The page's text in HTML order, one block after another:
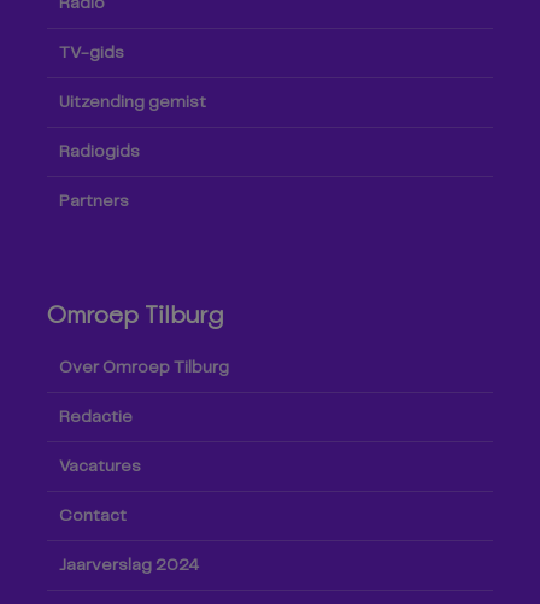
Radio
TV-gids
Uitzending gemist
Radiogids
Partners
Omroep Tilburg
Over Omroep Tilburg
Redactie
Vacatures
Contact
Jaarverslag 2024